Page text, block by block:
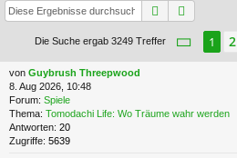
riff Suche
Die Suche ergab 3249 Treffer Seite 1
1 2
von Guybrush Threepwood
8. Aug 2026, 10:48
Forum: Spiele
Thema: Tomodachi Life: Wo Träume wahr werden
Antworten: 20
Zugriffe: 5639